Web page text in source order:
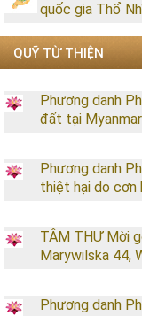
quốc gia Thổ
QUỸ TỪ THIỆN
Phương danh
đất tại Myanmar
Phương danh
thiệt hại do cơn
TÂM THƯ Mời
Marywilska 44,
Phương danh